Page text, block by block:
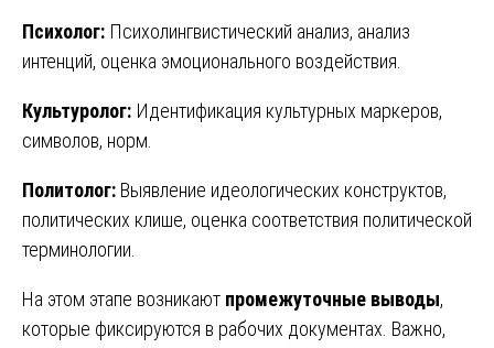
Психолог: Психолингвистический анализ, анализ
интенций, оценка эмоционального воздействия.
Культуролог: Идентификация культурных маркеров,
символов, норм.
Политолог: Выявление идеологических конструктов,
политических клише, оценка соответствия политической
терминологии.
На этом этапе возникают промежуточные выводы,
которые фиксируются в рабочих документах. Важно,